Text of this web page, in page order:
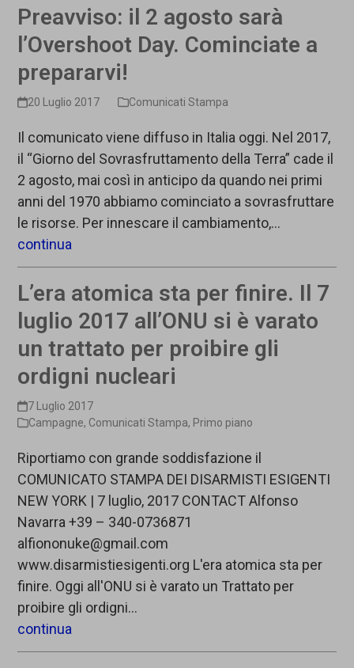
Preavviso: il 2 agosto sarà
l’Overshoot Day. Cominciate a
prepararvi!
20 Luglio 2017 Comunicati Stampa
Il comunicato viene diffuso in Italia oggi. Nel 2017,
il “Giorno del Sovrasfruttamento della Terra” cade il
2 agosto, mai così in anticipo da quando nei primi
anni del 1970 abbiamo cominciato a sovrasfruttare
le risorse. Per innescare il cambiamento,…
continua
L’era atomica sta per finire. Il 7
luglio 2017 all’ONU si è varato
un trattato per proibire gli
ordigni nucleari
7 Luglio 2017
Campagne, Comunicati Stampa, Primo piano
Riportiamo con grande soddisfazione il
COMUNICATO STAMPA DEI DISARMISTI ESIGENTI
NEW YORK | 7 luglio, 2017 CONTACT Alfonso
Navarra +39 – 340-0736871
alfiononuke@gmail.com
www.disarmistiesigenti.org L'era atomica sta per
finire. Oggi all'ONU si è varato un Trattato per
proibire gli ordigni…
continua